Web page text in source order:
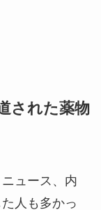
された薬物
ュース、内
人も多かっ